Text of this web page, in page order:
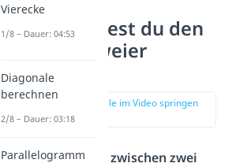
So berechnest du den
Abstand zweier
Punkte
zur Stelle im Video springen
Um denAbstand zwischen zwei
Vierecke
1/8 – Dauer: 04:53
Diagonale
berechnen
2/8 – Dauer: 03:18
Parallelogramm